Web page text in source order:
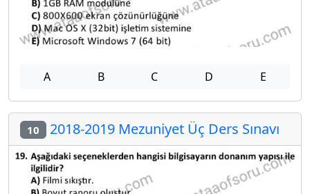
A B C D E
10 2018-2019 Mezuniyet Üç Ders Sınavı